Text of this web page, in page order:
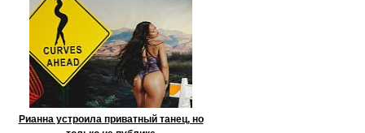
Рианна устроила приватный танец, но